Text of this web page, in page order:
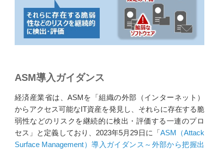
ASM導入ガイダンス
経済産業省は、ASMを「組織の外部（インターネット）
からアクセス可能なIT資産を発見し、それらに存在する脆
弱性などのリスクを継続的に検出・評価する一連のプロ
セス」と定義しており、2023年5月29日に「ASM（Attack
Surface Management）導入ガイダンス～外部から把握出